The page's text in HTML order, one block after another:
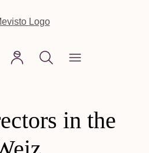
0 wishlist items
cart contains 0 items.
in the